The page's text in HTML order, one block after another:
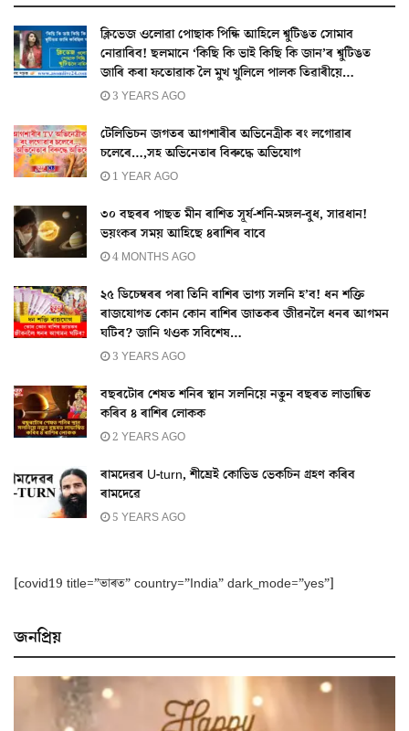
ক্লিভেজ ওলোৱা পোছাক পিন্ধি আহিলে শ্বুটিঙত সোমাব
নোৱাৰিব! ছলমানে ‘কিছি কি ভাই কিছি কি জান’ৰ শ্বুটিঙত
জাৰি কৰা ফতোৱাক লৈ মুখ খুলিলে পালক তিৱাৰীয়ে…
3 YEARS AGO
টেলিভিচন জগতৰ আগশাৰীৰ অভিনেত্ৰীক ৰং লগোৱাৰ
চলেৰে…,সহ অভিনেতাৰ বিৰুদ্ধে অভিযোগ
1 YEAR AGO
৩০ বছৰৰ পাছত মীন ৰাশিত সূৰ্য-শনি-মঙ্গল-বুধ, সাৱধান!
ভয়ংকৰ সময় আহিছে ৪ৰাশিৰ বাবে
4 MONTHS AGO
২৫ ডিচেম্বৰৰ পৰা তিনি ৰাশিৰ ভাগ্য সলনি হ’ব! ধন শক্তি
ৰাজযোগত কোন কোন ৰাশিৰ জাতকৰ জীৱনলৈ ধনৰ আগমন
ঘটিব? জানি থওক সবিশেষ…
3 YEARS AGO
বছৰটোৰ শেষত শনিৰ স্থান সলনিয়ে নতুন বছৰত লাভান্বিত
কৰিব ৪ ৰাশিৰ লোকক
2 YEARS AGO
ৰামদেৱৰ U-turn, শীঘ্ৰেই কোভিড ভেকচিন গ্ৰহণ কৰিব
ৰামদেৱে
5 YEARS AGO
[covid19 title=”ভাৰত” country=”India” dark_mode=”yes”]
জনপ্ৰিয়